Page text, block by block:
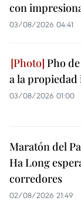
con
03/08/2026 04:41
Pho
a la
03/08/2026 01:00
Maratón del
Ha Long
corredores
02/08/2026 21:49